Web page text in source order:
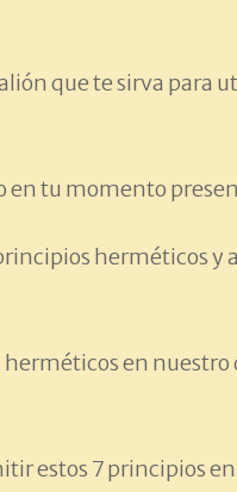
que te sirva para
en tu momento
herméticos y
en nuestro
estos 7 principios